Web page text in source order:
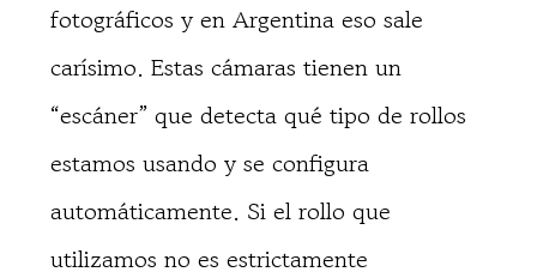
fotográficos y en Argentina eso sale
carísimo. Estas cámaras tienen un
“escáner” que detecta qué tipo de rollos
estamos usando y se configura
automáticamente. Si el rollo que
utilizamos no es estrictamente